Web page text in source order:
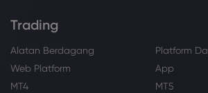
Trading
Alatan Berdagang
Platform
Web Platform
App
MT4
MT5